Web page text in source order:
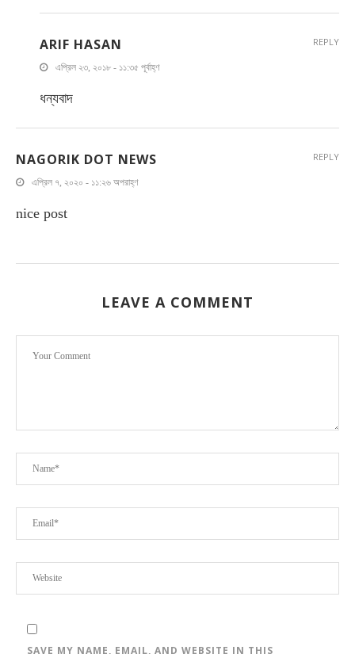
ARIF HASAN
এপ্রিল ২৩, ২০১৮ - ১১:৩৫ পূর্বাহ্ণ
ধন্যবাদ
REPLY
NAGORIK DOT NEWS
এপ্রিল ৭, ২০২০ - ১১:২৬ অপরাহ্ণ
nice post
REPLY
LEAVE A COMMENT
SAVE MY NAME, EMAIL, AND WEBSITE IN THIS